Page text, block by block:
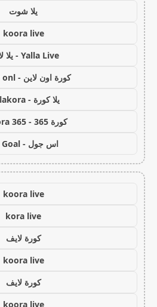
يلا شوت
koora live
Yalla Live - يلا لايف
كورة اون لاين - koora onl
يلا كورة - yallakora
كورة 365 - kooora 365
اس جول - AS Goal
koora live
kora live
كورة لايف
koora live
كورة لايف
koora live